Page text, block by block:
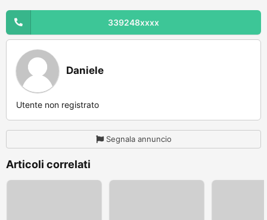
339248xxxx
Daniele
Utente non registrato
Segnala annuncio
Articoli correlati